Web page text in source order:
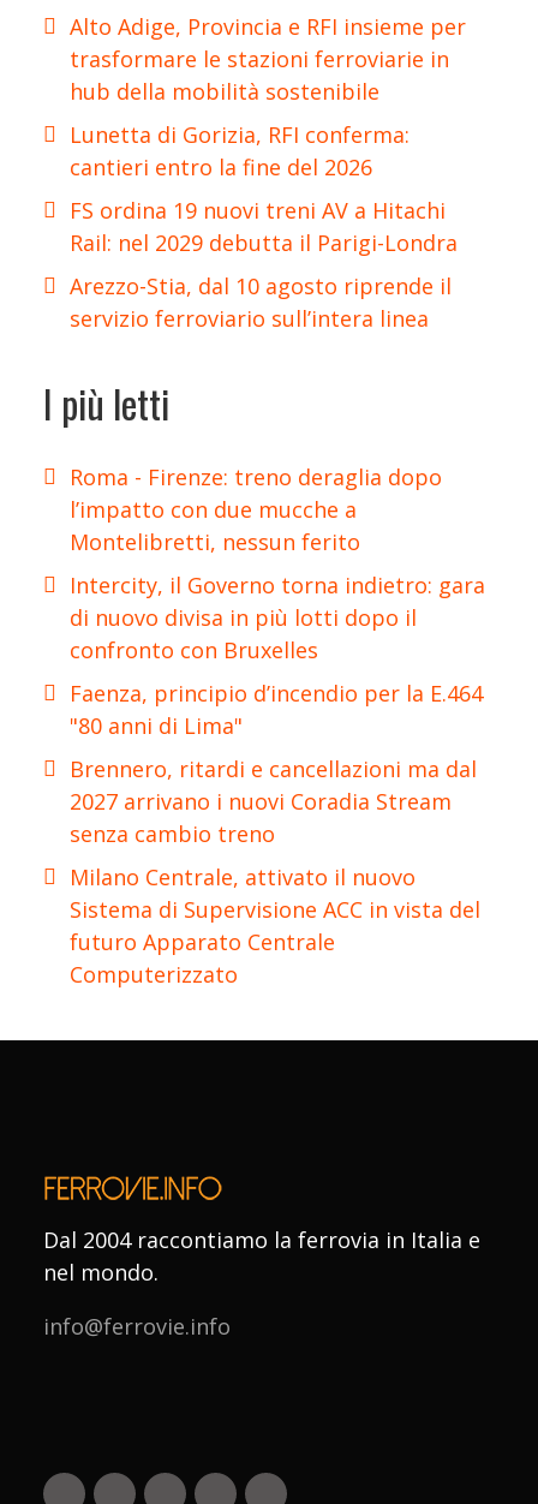
Alto Adige, Provincia e RFI insieme per
trasformare le stazioni ferroviarie in
hub della mobilità sostenibile
Lunetta di Gorizia, RFI conferma:
cantieri entro la fine del 2026
FS ordina 19 nuovi treni AV a Hitachi
Rail: nel 2029 debutta il Parigi-Londra
Arezzo-Stia, dal 10 agosto riprende il
servizio ferroviario sull’intera linea
I più letti
Roma - Firenze: treno deraglia dopo
l’impatto con due mucche a
Montelibretti, nessun ferito
Intercity, il Governo torna indietro: gara
di nuovo divisa in più lotti dopo il
confronto con Bruxelles
Faenza, principio d’incendio per la E.464
"80 anni di Lima"
Brennero, ritardi e cancellazioni ma dal
2027 arrivano i nuovi Coradia Stream
senza cambio treno
Milano Centrale, attivato il nuovo
Sistema di Supervisione ACC in vista del
futuro Apparato Centrale
Computerizzato
Dal 2004 raccontiamo la ferrovia in Italia e
nel mondo.
info@ferrovie.info